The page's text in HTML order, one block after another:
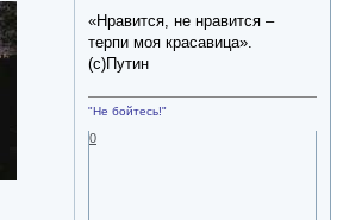
«Нравится, не нравится –
терпи моя красавица».
(с)Путин
"Не бойтесь!"
0